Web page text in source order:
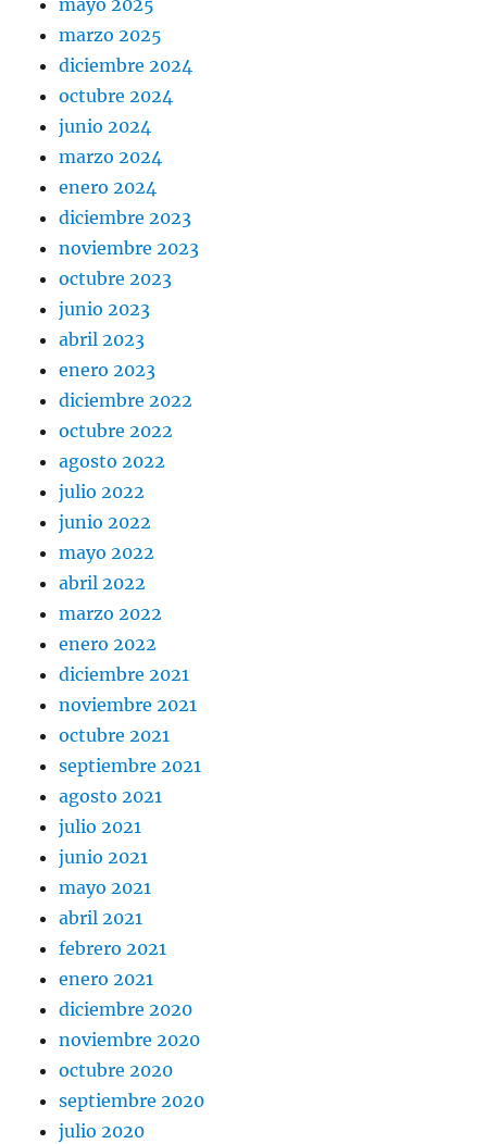
mayo 2025
marzo 2025
diciembre 2024
octubre 2024
junio 2024
marzo 2024
enero 2024
diciembre 2023
noviembre 2023
octubre 2023
junio 2023
abril 2023
enero 2023
diciembre 2022
octubre 2022
agosto 2022
julio 2022
junio 2022
mayo 2022
abril 2022
marzo 2022
enero 2022
diciembre 2021
noviembre 2021
octubre 2021
septiembre 2021
agosto 2021
julio 2021
junio 2021
mayo 2021
abril 2021
febrero 2021
enero 2021
diciembre 2020
noviembre 2020
octubre 2020
septiembre 2020
julio 2020